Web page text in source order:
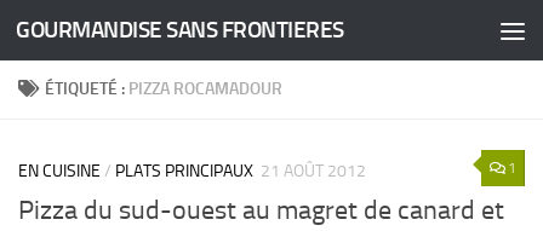
Skip to content
GOURMANDISE SANS FRONTIERES
ÉTIQUETÉ : PIZZA ROCAMADOUR
1
EN CUISINE / PLATS PRINCIPAUX 21 AOÛT 2012
Pizza du sud-ouest au magret de canard et